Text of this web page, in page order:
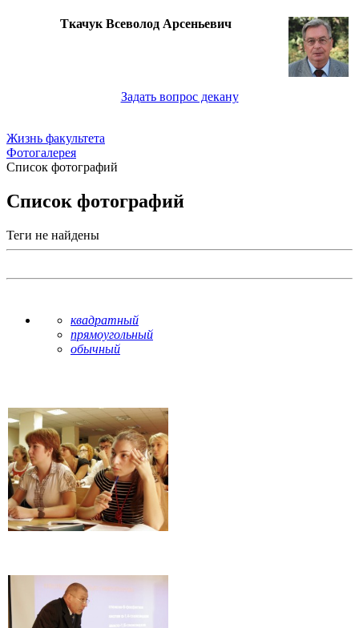
Ткачук Всеволод Арсеньевич
Задать вопрос декану
Жизнь факультета
Фотогалерея
Список фотографий
Список фотографий
Теги не найдены
квадратный
прямоугольный
обычный